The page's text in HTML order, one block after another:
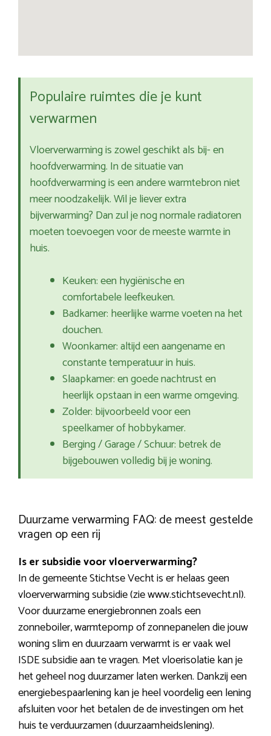
Populaire ruimtes die je kunt
verwarmen
Vloerverwarming is zowel geschikt als bij- en
hoofdverwarming. In de situatie van
hoofdverwarming is een andere warmtebron niet
meer noodzakelijk. Wil je liever extra
bijverwarming? Dan zul je nog normale radiatoren
moeten toevoegen voor de meeste warmte in
huis.
Keuken: een hygiënische en
comfortabele leefkeuken.
Badkamer: heerlijke warme voeten na het
douchen.
Woonkamer: altijd een aangename en
constante temperatuur in huis.
Slaapkamer: en goede nachtrust en
heerlijk opstaan in een warme omgeving.
Zolder: bijvoorbeeld voor een
speelkamer of hobbykamer.
Berging / Garage / Schuur: betrek de
bijgebouwen volledig bij je woning.
Duurzame verwarming FAQ: de meest gestelde
vragen op een rij
Is er subsidie voor vloerverwarming?
In de gemeente Stichtse Vecht is er helaas geen
vloerverwarming subsidie (zie www.stichtsevecht.nl).
Voor duurzame energiebronnen zoals een
zonneboiler, warmtepomp of zonnepanelen die jouw
woning slim en duurzaam verwarmt is er vaak wel
ISDE subsidie aan te vragen. Met vloerisolatie kan je
het geheel nog duurzamer laten werken. Dankzij een
energiebespaarlening kan je heel voordelig een lening
afsluiten voor het betalen de de investingen om het
huis te verduurzamen (duurzaamheidslening).